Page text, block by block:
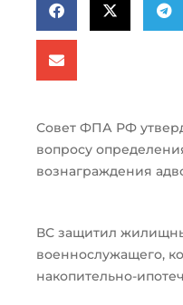
Совет ФПА РФ
вопросу
вознаграждения
ВС защитил
военнослужащего,
накопительно-